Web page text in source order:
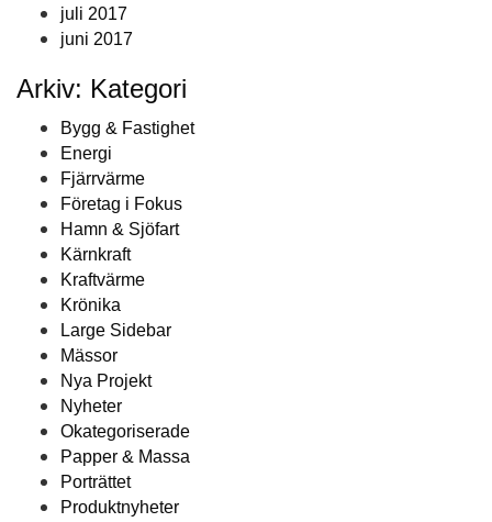
juli 2017
juni 2017
Arkiv: Kategori
Bygg & Fastighet
Energi
Fjärrvärme
Företag i Fokus
Hamn & Sjöfart
Kärnkraft
Kraftvärme
Krönika
Large Sidebar
Mässor
Nya Projekt
Nyheter
Okategoriserade
Papper & Massa
Porträttet
Produktnyheter